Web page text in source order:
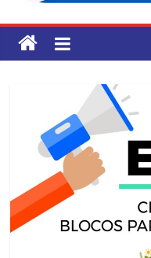
Pref.
Mun.
de
Poção